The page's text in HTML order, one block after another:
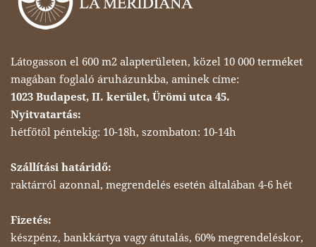
Látogasson el 600 m2 alapterületen, közel 10 000 terméket
magában foglaló áruházunkba, aminek címe:
1023 Budapest, II. kerület, Ürömi utca 45.
Nyitvatartás:
hétfőtől péntekig: 10-18h, szombaton: 10-14h
Szállítási határidő:
raktárról azonnal, megrendelés esetén általában 4-6 hét
Fizetés:
készpénz, bankkártya vagy átutalás, 60% megrendeléskor,